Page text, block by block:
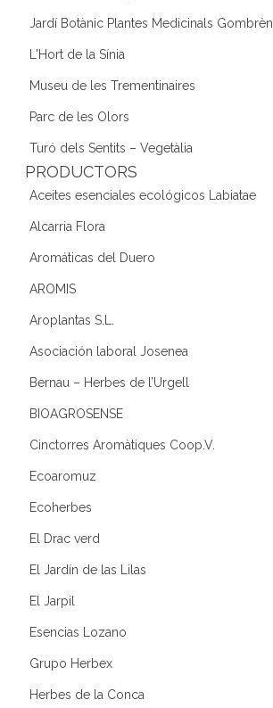
Jardí Botànic Plantes Medicinals Gombrèn
L'Hort de la Sínia
Museu de les Trementinaires
Parc de les Olors
Turó dels Sentits – Vegetàlia
PRODUCTORS
Aceites esenciales ecológicos Labiatae
Alcarria Flora
Aromáticas del Duero
AROMIS
Aroplantas S.L.
Asociación laboral Josenea
Bernau – Herbes de l’Urgell
BIOAGROSENSE
Cinctorres Aromàtiques Coop.V.
Ecoaromuz
Ecoherbes
El Drac verd
El Jardín de las Lilas
El Jarpil
Esencias Lozano
Grupo Herbex
Herbes de la Conca